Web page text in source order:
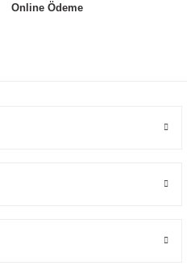
Online Ödeme